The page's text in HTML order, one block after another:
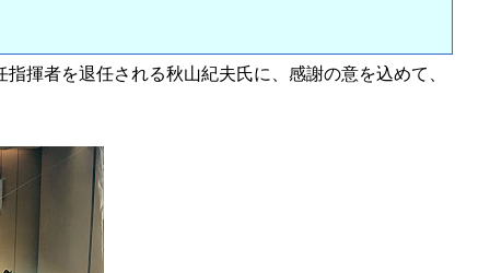
揮者を退任される秋山紀夫氏に、感謝の意を込めて、